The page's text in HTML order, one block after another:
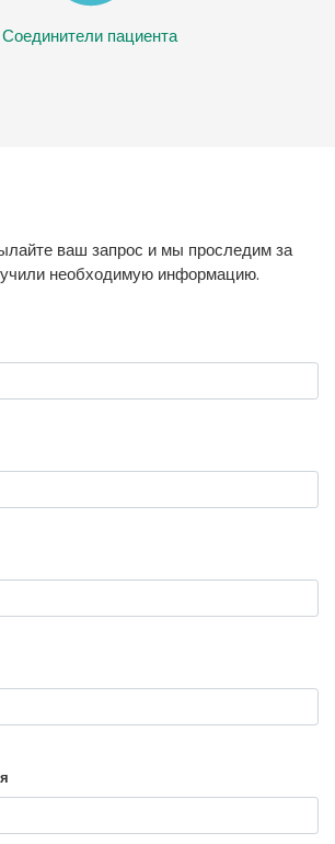
Соединители пациента
ваш запрос и мы проследим за
необходимую информацию.